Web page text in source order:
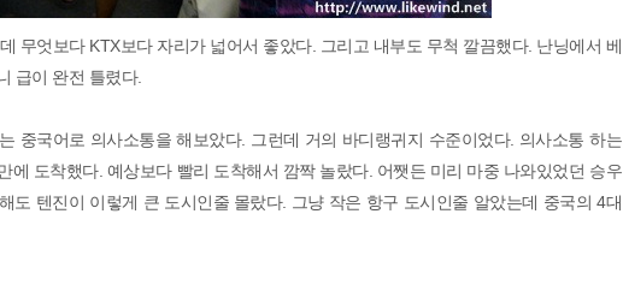
무엇보다 KTX보다 자리가 넓어서 좋았다. 그리고 내부도 무척 깔끔했다. 난닝에서 베
급이 완전 틀렸다.
중국어로 의사소통을 해보았다. 그런데 거의 바디랭귀지 수준이었다. 의사소통 하는
도착했다. 예상보다 빨리 도착해서 깜짝 놀랐다. 어쨋든 미리 마중 나와있었던 승우
도 텐진이 이렇게 큰 도시인줄 몰랐다. 그냥 작은 항구 도시인줄 알았는데 중국의 4대